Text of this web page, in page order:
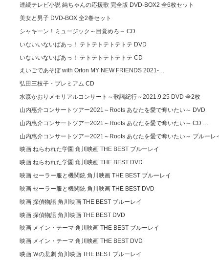
連続テレビ小説 純ちゃんの応援歌 完全版 DVD-BOX2 全6枚セット
美女と男子 DVD-BOX 全2巻セット
シャキーン！ミュージック～目覚めろ～ CD
いないいないばあっ！ テトテトテトテトテ DVD
いないいないばあっ！ テトテトテトテトテ CD
えいごであそぼ with Orton MY NEW FRIENDS 2021-…
弘田三枝子・プレミアム CD
水森かおりメモリアルコンサート～歌謡紀行～2021.9.25 DVD 全2枚
山内惠介コンサートツアー2021～Roots あなたを愛で奪いたい～ DVD
山内惠介コンサートツアー2021～Roots あなたを愛で奪いたい～ CD …
山内惠介コンサートツアー2021～Roots あなたを愛で奪いたい～ ブルーレ
映画 ねらわれた学園 角川映画 THE BEST ブルーレイ
映画 ねらわれた学園 角川映画 THE BEST DVD
映画 セーラー服と機関銃 角川映画 THE BEST ブルーレイ
映画 セーラー服と機関銃 角川映画 THE BEST DVD
映画 探偵物語 角川映画 THE BEST ブルーレイ
映画 探偵物語 角川映画 THE BEST DVD
映画 メイン・テーマ 角川映画 THE BEST ブルーレイ
映画 メイン・テーマ 角川映画 THE BEST DVD
映画 Ｗの悲劇 角川映画 THE BEST ブルーレイ